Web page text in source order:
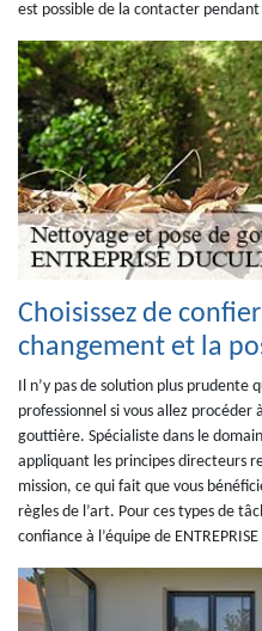
est possible de la contacter
Choisissez de
changement et la
Il n’y pas de solution plus prudente
professionnel si vous allez procéder
gouttière. Spécialiste dans le
appliquant les principes directeurs
mission, ce qui fait que vous
règles de l’art. Pour ces types de
confiance à l’équipe de ENTREPRISE